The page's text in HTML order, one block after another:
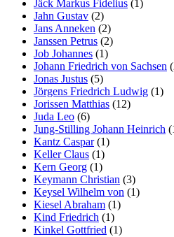
Jäck Markus Fidelius (1)
Jahn Gustav (2)
Jans Anneken (2)
Janssen Petrus (2)
Job Johannes (1)
Johann Friedrich von Sachsen
Jonas Justus (5)
Jörgens Friedrich Ludwig (1)
Jorissen Matthias (12)
Juda Leo (6)
Jung-Stilling Johann Heinrich
Kantz Caspar(1)
Keller Claus (1)
Kern Georg (1)
Keymann Christian (3)
Keysel Wilhelm von (1)
Kiesel Abraham (1)
Kind Friedrich (1)
Kinkel Gottfried (1)